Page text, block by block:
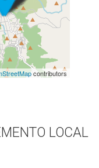
contributors
LOCAL